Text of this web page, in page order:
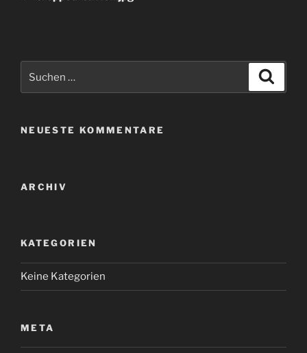
nach:
NEUESTE KOMMENTARE
ARCHIV
KATEGORIEN
Keine Kategorien
META